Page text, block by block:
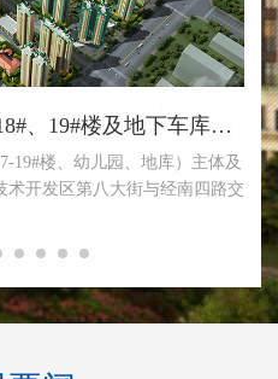
恒大绿洲A10地块17#、18#、19#楼及地下车库工程
楼、幼儿园、地库）主体及
术开发区第八大街与经南四路交